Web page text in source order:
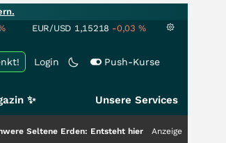
EUR/USD 1,15218 -0,03 %
Login Push-Kurse
✨ Unsere Services
Erden: Entsteht hier die nächste Milliardenstory?
Anzeige